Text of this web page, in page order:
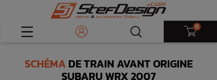
0
SCHÉMA DE TRAIN AVANT ORIGINE
SUBARU WRX 2007